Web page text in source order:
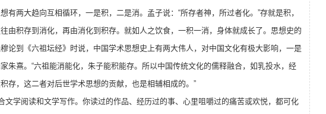
有两大趋向互相循环，一是积，二是消。孟子说：“所存者神，所过者化。”存就是积，
由积存到消化，再由消化到积存。就如人之饮食，一积一消，身体就成长了。思想史的
论到《六祖坛经》时说，中国学术思想史上有两大伟人，对中国文化有极大影响，一是
朱熹。“六祖能消能化，朱子能积能存。所以中国传统文化的儒释融合，如乳投水，经
存，这二者对后世学术思想的贡献，也是相辅相成的。”
文学阅读和文学写作。你读过的作品、经历过的事、心里咀嚼过的痛苦或欢悦，都可化